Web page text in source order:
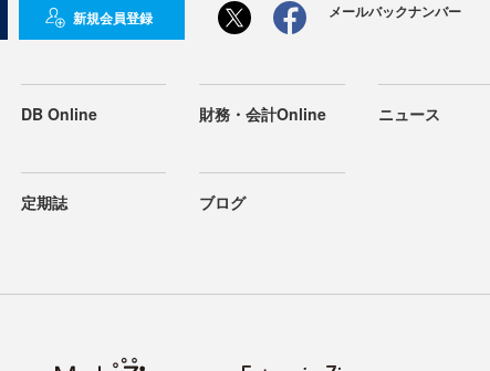
新規会員登録 メールバックナンバー
DB Online 財務・会計Online ニュース
定期誌 ブログ